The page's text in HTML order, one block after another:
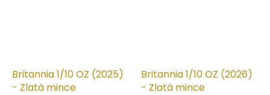
Britannia 1/10 OZ (2025)
- Zlatá mince
Britannia 1/10 OZ (2026)
- Zlatá mince